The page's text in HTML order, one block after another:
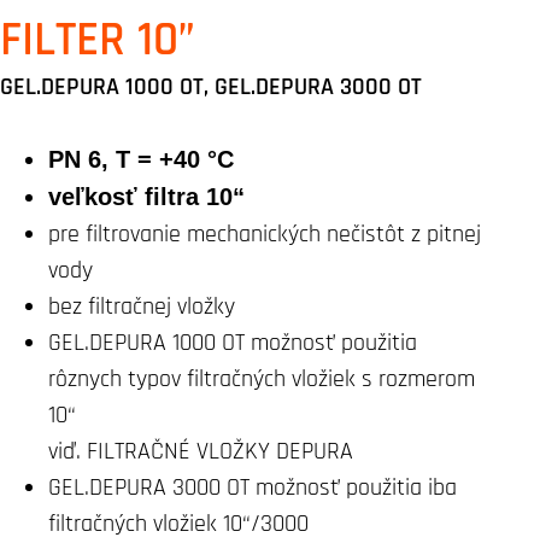
FILTER 10”
GEL.DEPURA 1000 OT, GEL.DEPURA 3000 OT
PN 6, T = +40 °C
veľkosť filtra 10“
pre filtrovanie mechanických nečistôt z pitnej
vody
bez filtračnej vložky
GEL.DEPURA 1000 OT možnosť použitia
rôznych typov filtračných vložiek s rozmerom
10“
viď. FILTRAČNÉ VLOŽKY DEPURA
GEL.DEPURA 3000 OT možnosť použitia iba
filtračných vložiek 10“/3000